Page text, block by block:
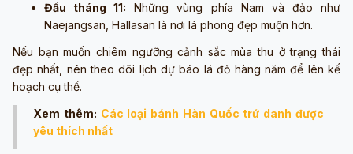
Đầu tháng 11: Những vùng phía Nam và đảo như
Naejangsan, Hallasan là nơi lá phong đẹp muộn hơn.
Nếu bạn muốn chiêm ngưỡng cảnh sắc mùa thu ở trạng thái
đẹp nhất, nên theo dõi lịch dự báo lá đỏ hàng năm để lên kế
hoạch cụ thể.
Xem thêm: Các loại bánh Hàn Quốc trứ danh được
yêu thích nhất